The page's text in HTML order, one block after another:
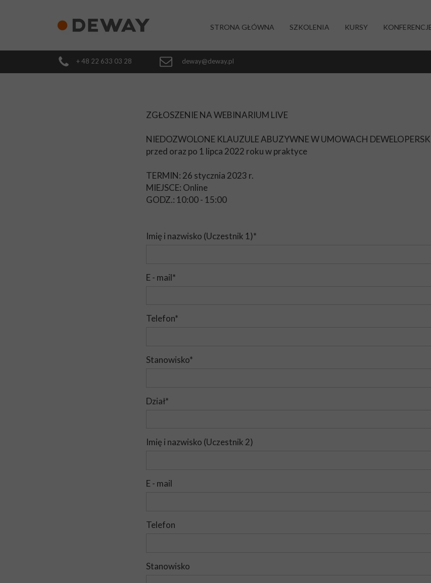
ZGŁOSZENIE NA WEBINARIUM LIVE
NIEDOZWOLONE KLAUZULE ABUZYWNE W UMOWACH
przed oraz po 1 lipca 2022 roku w praktyce
TERMIN: 26 stycznia 2023 r.
MIEJSCE: Online
GODZ.: 10:00 - 15:00
Imię i nazwisko (Uczestnik 1)*
E - mail*
Telefon*
Stanowisko*
Dział*
Imię i nazwisko (Uczestnik 2)
E - mail
Telefon
Stanowisko
+ 48 22 633 03 28 deway@deway.pl
STRONA GŁÓWNA SZKOLENIA KURSY